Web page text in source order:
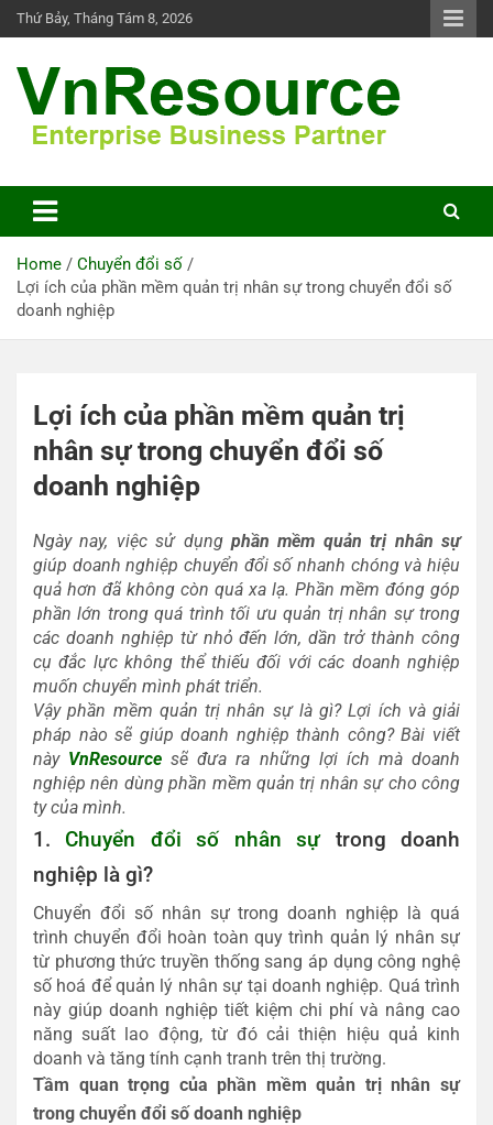
Skip
to
Thứ Bảy, Tháng Tám 8, 2026
VnResource Blog
Home
Chuyển đổi số
Lợi ích của phần mềm quản trị nhân sự trong chuyển đổi số
doanh nghiệp
Lợi ích của phần mềm quản trị
nhân sự trong chuyển đổi số
doanh nghiệp
Ngày nay, việc sử dụng phần mềm quản trị nhân sự
giúp doanh nghiệp chuyển đổi số nhanh chóng và hiệu
quả hơn đã không còn quá xa lạ. Phần mềm đóng góp
phần lớn trong quá trình tối ưu quản trị nhân sự trong
các doanh nghiệp từ nhỏ đến lớn, dần trở thành công
cụ đắc lực không thể thiếu đối với các doanh nghiệp
muốn chuyển mình phát triển.
Vậy phần mềm quản trị nhân sự là gì? Lợi ích và giải
pháp nào sẽ giúp doanh nghiệp thành công? Bài viết
này VnResource sẽ đưa ra những lợi ích mà doanh
nghiệp nên dùng phần mềm quản trị nhân sự cho công
ty của mình.
1. Chuyển đổi số nhân sựtrong doanh
nghiệp là gì?
Chuyển đổi số nhân sự trong doanh nghiệp là quá
trình chuyển đổi hoàn toàn quy trình quản lý nhân sự
từ phương thức truyền thống sang áp dụng công nghệ
số hoá để quản lý nhân sự tại doanh nghiệp. Quá trình
này giúp doanh nghiệp tiết kiệm chi phí và nâng cao
năng suất lao động, từ đó cải thiện hiệu quả kinh
doanh và tăng tính cạnh tranh trên thị trường.
Tầm quan trọng của phần mềm quản trị nhân sự
trong chuyển đổi số doanh nghiệp